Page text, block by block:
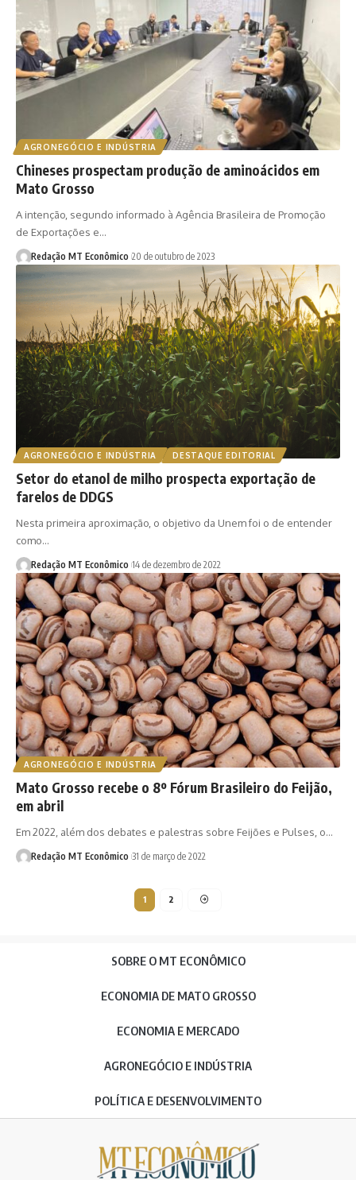
AGRONEGÓCIO E INDÚSTRIA
Chineses prospectam produção de aminoácidos em
Mato Grosso
A intenção, segundo informado à Agência Brasileira de Promoção
de Exportações e…
Redação MT Econômico 20 de outubro de 2023
AGRONEGÓCIO E INDÚSTRIA DESTAQUE EDITORIAL
Setor do etanol de milho prospecta exportação de
farelos de DDGS
Nesta primeira aproximação, o objetivo da Unem foi o de entender
como…
Redação MT Econômico 14 de dezembro de 2022
AGRONEGÓCIO E INDÚSTRIA
Mato Grosso recebe o 8º Fórum Brasileiro do Feijão,
em abril
Em 2022, além dos debates e palestras sobre Feijões e Pulses, o…
Redação MT Econômico 31 de março de 2022
1 2
SOBRE O MT ECONÔMICO
ECONOMIA DE MATO GROSSO
ECONOMIA E MERCADO
AGRONEGÓCIO E INDÚSTRIA
POLÍTICA E DESENVOLVIMENTO